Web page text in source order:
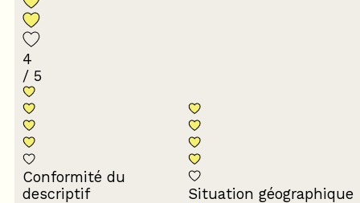
4
/ 5
Conformité du
descriptif
Situation géographique